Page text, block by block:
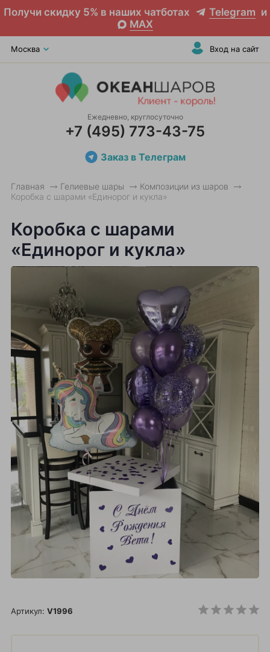
Получи скидку 5% в наших чатботах Telegram и
MAX
Москва Вход на сайт
Ежедневно, круглосуточно
+7 (495) 773-43-75
Заказ в Телеграм
Главная Гелиевые шары
Композиции из шаров
Коробка с шарами «Единорог и кукла»
Коробка с шарами
«Единорог и кукла»
Артикул: V1996